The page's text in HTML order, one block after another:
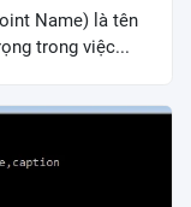
Name) là tên
trong việc...